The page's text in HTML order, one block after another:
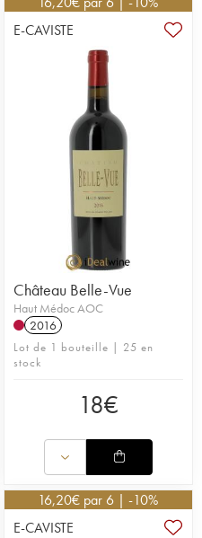
nectars des
châteaux du
E-CAVISTE
Château Belle-Vue
Haut Médoc AOC
2016
Lot de 1 bouteille | 25 en
stock
18€
16,20€ par 6 | -10%
E-CAVISTE